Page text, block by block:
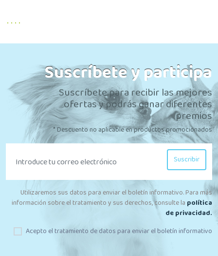
Suscríbete y participa
Suscríbete para recibir las mejores
ofertas y podrás ganar diferentes
premios
* Descuento no aplicable en productos promocionados
Suscribir
Utilizaremos sus datos para enviar el boletín informativo. Para más
información sobre el tratamiento y sus derechos, consulte la política
de privacidad.
Acepto el tratamiento de datos para enviar el boletín informativo